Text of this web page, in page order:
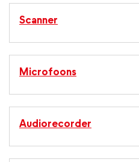
Scanner
Microfoons
Audiorecorder